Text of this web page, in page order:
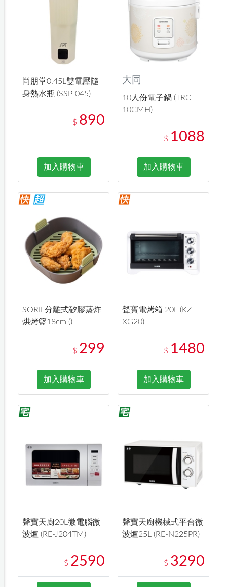
尚朋堂0.45L雙電壓隨
身熱水瓶 (SSP-045)
$ 890
加入購物車
大同
10人份電子鍋 (TRC-
10CMH)
$ 1088
加入購物車
SORIL分離式矽膠蒸炸
烘烤籃18cm ()
$ 299
加入購物車
聲寶電烤箱 20L (KZ-
XG20)
$ 1480
加入購物車
聲寶天廚20L微電腦微
波爐 (RE-J204TM)
$ 2590
聲寶天廚機械式平台微
波爐25L (RE-N225PR)
$ 3290